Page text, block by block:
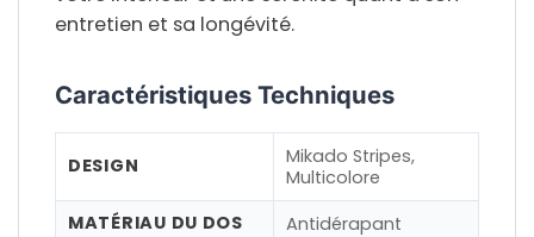
entretien et sa longévité.
Caractéristiques Techniques
DESIGN
Mikado Stripes,
Multicolore
MATÉRIAU DU DOS
Antidérapant